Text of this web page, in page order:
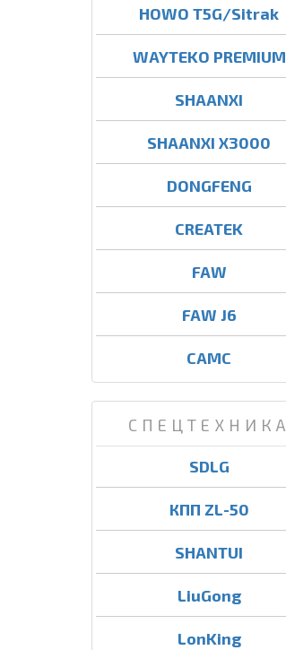
HOWO T5G/Sitrak
WAYTEKO PREMIUM
SHAANXI
SHAANXI X3000
DONGFENG
CREATEK
FAW
FAW J6
CAMC
СПЕЦТЕХНИКА
SDLG
КПП ZL-50
SHANTUI
LiuGong
LonKing